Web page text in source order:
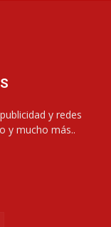
y redes
y mucho más..